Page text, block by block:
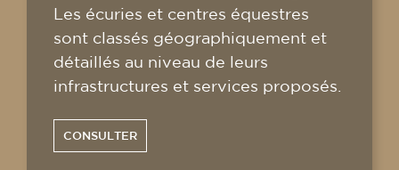
Les écuries et centres équestres
sont classés géographiquement et
détaillés au niveau de leurs
infrastructures et services proposés.
CONSULTER